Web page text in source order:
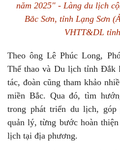
năm 2025" - Làng du lịch
Bắc Sơn, tỉnh Lạng Sơn
VHTT&DL
Theo ông Lê Phúc Long,
Thể thao và Du lịch tỉnh Đắk
tác, đoàn cũng tham khảo
miền Bắc. Qua đó, tìm
trong phát triển du lịch, góp
quản lý, từng bước hoàn
lịch tại địa phương.